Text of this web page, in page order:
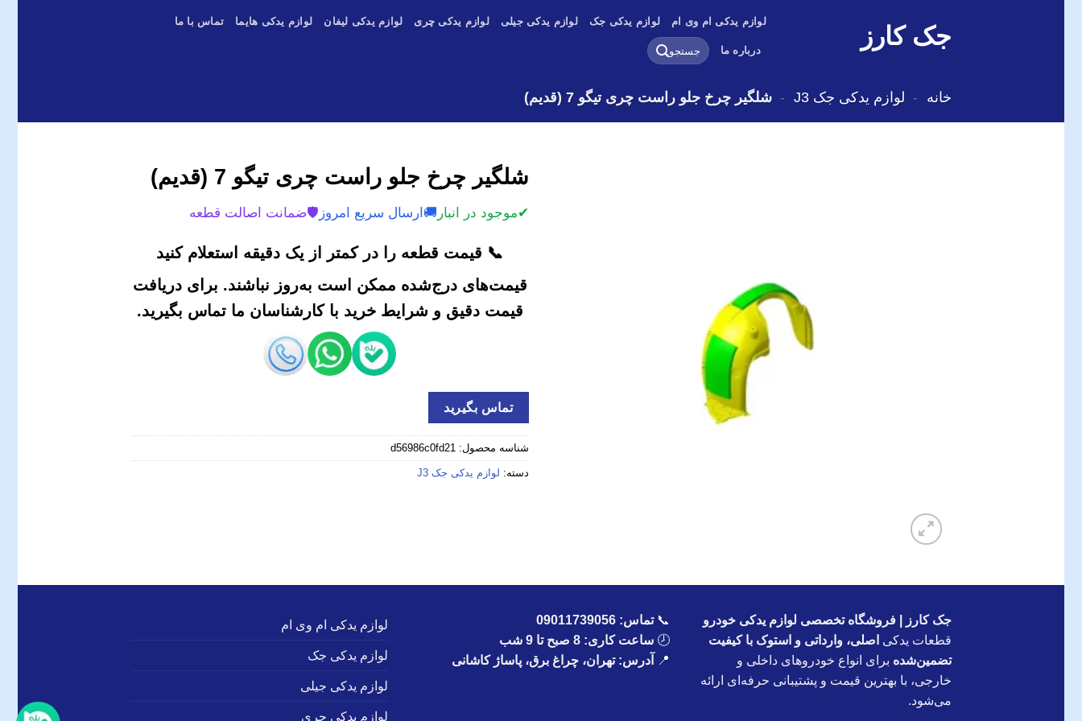
جک کارز
لوازم یدکی ام وی ام لوازم یدکی جک لوازم یدکی جیلی لوازم یدکی چری لوازم یدکی لیفان لوازم یدکی هایما تماس با ما
درباره ما
جستجو
برای:
خانه - لوازم یدکی جک J3 - شلگیر چرخ جلو راست چری تیگو 7 (قدیم)
شلگیر چرخ جلو راست چری تیگو 7 (قدیم)
✔موجود در انبار 🚚 ارسال سریع امروز 🛡️ضمانت اصالت قطعه
📞 قیمت قطعه را در کمتر از یک دقیقه استعلام کنید
قیمت‌های درج‌شده ممکن است به‌روز نباشند. برای دریافت
قیمت دقیق و شرایط خرید با کارشناسان ما تماس بگیرید.
تماس بگیرید
شناسه محصول: d56986c0fd21
دسته: لوازم یدکی جک J3
جک کارز | فروشگاه تخصصی لوازم یدکی خودرو
قطعات یدکی اصلی، وارداتی و استوک با کیفیت
تضمین‌شده برای انواع خودروهای داخلی و
خارجی، با بهترین قیمت و پشتیبانی حرفه‌ای ارائه
می‌شود.
📞تماس: 09011739056
🕗 ساعت کاری: 8 صبح تا 9 شب
📍
آدرس: تهران، چراغ برق، پاساژ کاشانی
لوازم یدکی ام وی ام
لوازم یدکی جک
لوازم یدکی جیلی
لوازم یدکی چری